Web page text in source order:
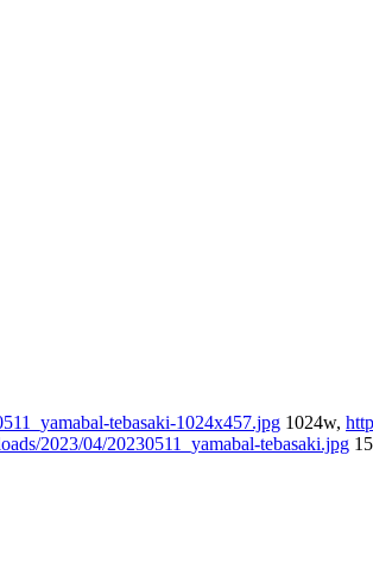
tebasaki-1024x457.jpg 1024w,
2023/04/20230511_yamabal-tebasaki.jpg